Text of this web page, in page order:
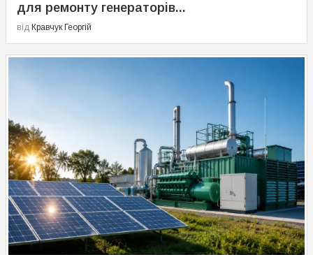
для ремонту генераторів...
від Кравчук Георгій